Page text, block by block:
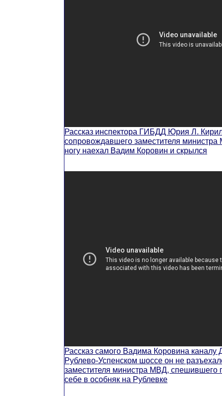
Рассказ инспектора ГИБДД Юрия Л.
сопровождавшего заместителя министра
ногу наехал Вадим Коровин и скрылся
Рассказ самого Вадима Коровина каналу
Рублево-Успенском шоссе он не
заместителя министра МВД, спешившего
себе в особняк на Рублевке